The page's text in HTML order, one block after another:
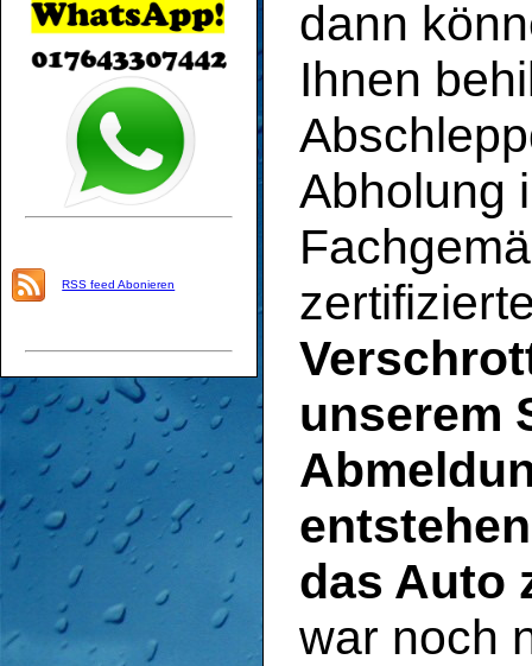
RSS feed Abonieren
dann
Ihnen
Abholung
unserem
das Auto
war noch